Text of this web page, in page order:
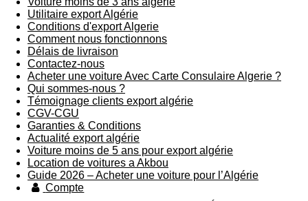
Utilitaire export Algérie
Conditions d'export Algerie
Comment nous fonctionnons
Délais de livraison
Contactez-nous
Acheter une voiture Avec Carte Consulaire Algerie ?
Qui sommes-nous ?
Témoignage clients export algérie
CGV-CGU
Garanties & Conditions
Actualité export algérie
Voiture moins de 5 ans pour export algérie
Location de voitures a Akbou
Guide 2026 – Acheter une voiture pour l’Algérie
Compte